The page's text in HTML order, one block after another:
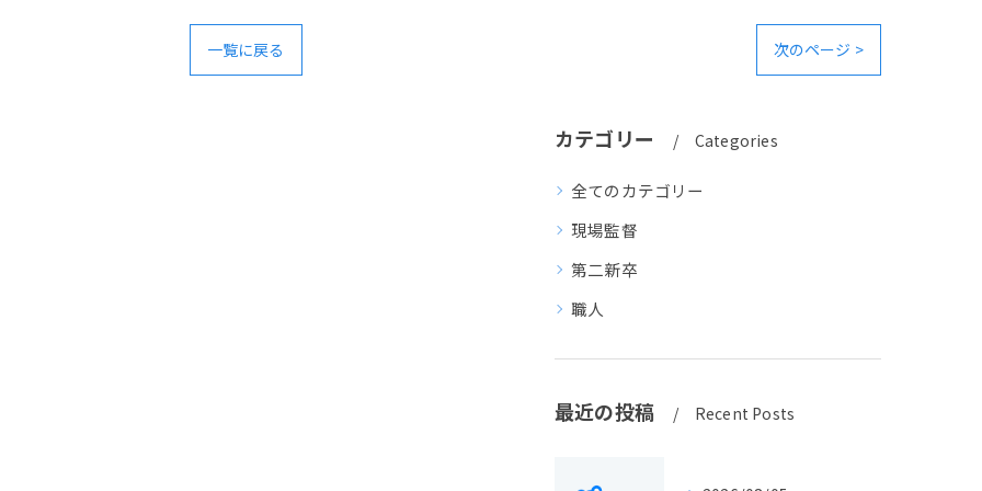
一覧に戻る 次のページ >
カテゴリー Categories
全てのカテゴリー
現場監督
第二新卒
職人
最近の投稿 Recent Posts